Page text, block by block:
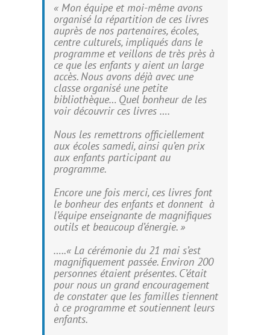
« Mon équipe et moi-même avons
organisé la répartition de ces livres
auprès de nos partenaires, écoles,
centre culturels, impliqués dans le
programme et veillons de très près à
ce que les enfants y aient un large
accès. Nous avons déjà avec une
classe organisé une petite
bibliothèque… Quel bonheur de les
voir découvrir ces livres ….
Nous les remettrons officiellement
aux écoles samedi, ainsi qu’en prix
aux enfants participant au
programme.
Encore une fois merci, ces livres font
le bonheur des enfants et donnent à
l’équipe enseignante de magnifiques
outils et beaucoup d’énergie. »
…..« La cérémonie du 21 mai s’est
magnifiquement passée. Environ 200
personnes étaient présentes. C’était
pour nous un grand encouragement
de constater que les familles tiennent
à ce programme et soutiennent leurs
enfants.